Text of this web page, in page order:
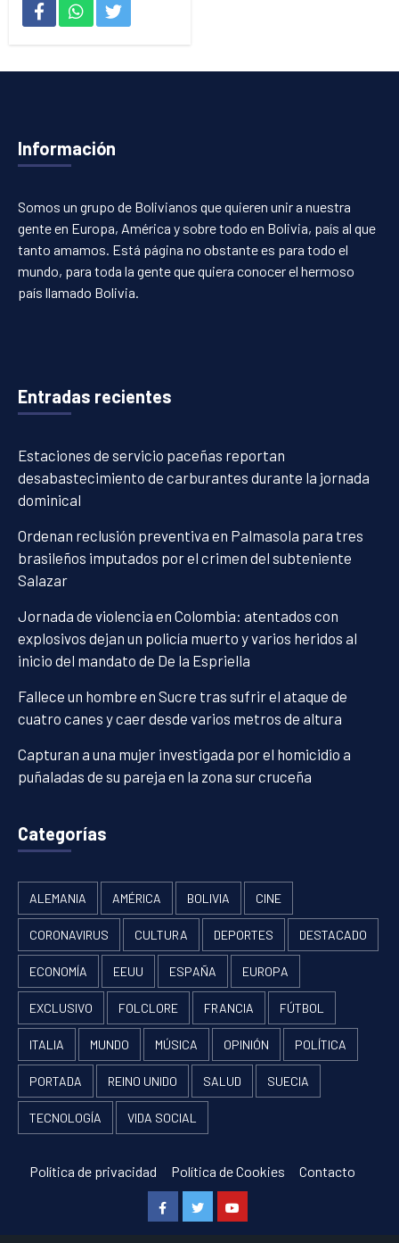
Información
Somos un grupo de Bolivianos que quieren unir a nuestra
gente en Europa, América y sobre todo en Bolivia, país al que
tanto amamos. Está página no obstante es para todo el
mundo, para toda la gente que quiera conocer el hermoso
país llamado Bolivia.
Entradas recientes
Estaciones de servicio paceñas reportan
desabastecimiento de carburantes durante la jornada
dominical
Ordenan reclusión preventiva en Palmasola para tres
brasileños imputados por el crimen del subteniente
Salazar
Jornada de violencia en Colombia: atentados con
explosivos dejan un policía muerto y varios heridos al
inicio del mandato de De la Espriella
Fallece un hombre en Sucre tras sufrir el ataque de
cuatro canes y caer desde varios metros de altura
Capturan a una mujer investigada por el homicidio a
puñaladas de su pareja en la zona sur cruceña
Categorías
ALEMANIA AMÉRICA BOLIVIA CINE
CORONAVIRUS CULTURA DEPORTES DESTACADO
ECONOMÍA EEUU ESPAÑA EUROPA
EXCLUSIVO FOLCLORE FRANCIA FÚTBOL
ITALIA MUNDO MÚSICA OPINIÓN POLÍTICA
PORTADA REINO UNIDO SALUD SUECIA
TECNOLOGÍA VIDA SOCIAL
Política de privacidad Política de Cookies Contacto
FacebookTwitterYoutube